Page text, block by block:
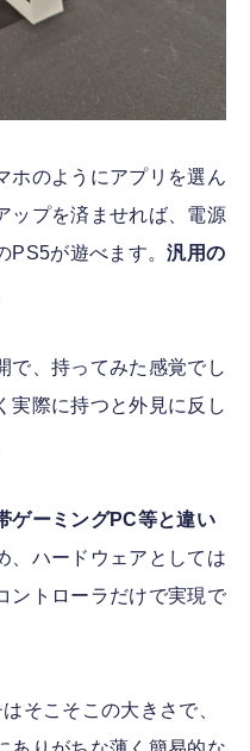
ホのようにアプリを選ん
ップを済ませれば、電源
PS5が遊べます。汎用の
で、持ってみた感覚でし
実際に持つと外見に反し
ゲーミングPC等と違い
、ハードウェアとしては
ントローラだけで実現で
そこそこの大きさで、